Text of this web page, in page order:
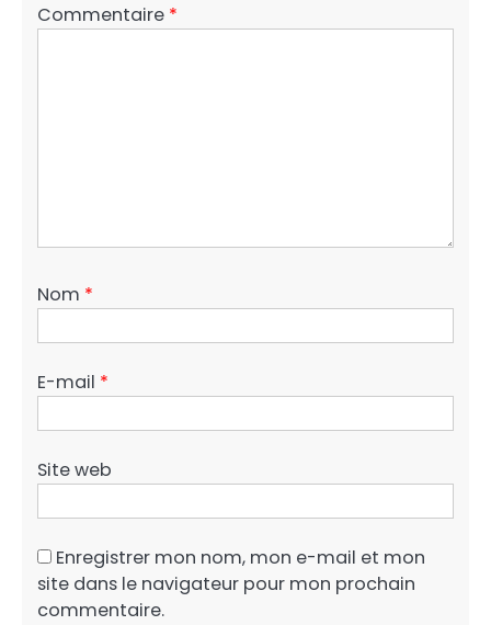
Commentaire *
Nom *
E-mail *
Site web
Enregistrer mon nom, mon e-mail et mon
site dans le navigateur pour mon prochain
commentaire.